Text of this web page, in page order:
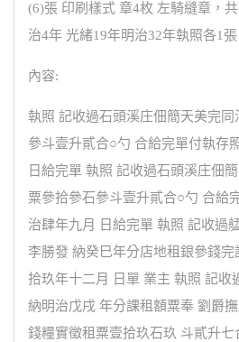
(6)張 印刷樣式 章4枚 左騎縫章，
治4年 光緒19年明治32年執照各1
內容:
執照 記收過石頭溪庄佃簡天美完同
參斗壹升貳合○勺 合給完單付執存
日給完單 執照 記收過石頭溪庄佃
粟參拾參石參斗壹升貳合○勺 合給
治肆年九月 日給完單 執照 記收過
李勝發 納癸巳年分店地租銀參錢
拾玖年十二月 日單 業主 執照 記收
納明治戊戌 年分課租額粟奉 劉爵
錢糧實徵租粟壹拾玖石玖 斗貳升